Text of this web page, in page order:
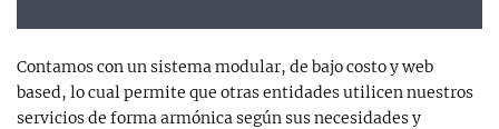
Contamos con un sistema modular, de bajo costo y web
based, lo cual permite que otras entidades utilicen nuestros
servicios de forma armónica según sus necesidades y